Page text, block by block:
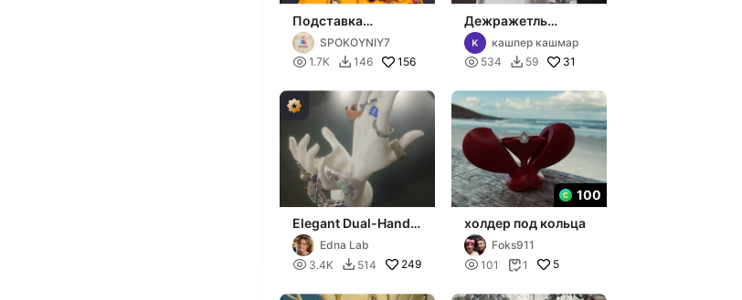
Подставка
органайзер для
женских украшений
SPOKOYNIY7
 1.7K  146 156
Дежражетль
бижутерии
кашпер кашмар
 534  59 31
Elegant Dual-Hand
Jewelry Holder
Edna Lab
 3.4K  514 249
100
холдер под кольца
Foks911
 101 1 5